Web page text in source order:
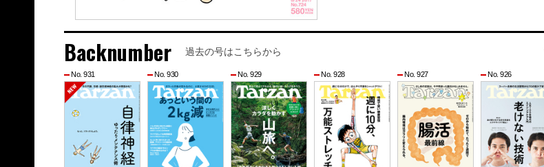
Backnumber 過去の号はこちらから
No. 931 No. 930 No. 929 No. 928 No. 927 No. 926